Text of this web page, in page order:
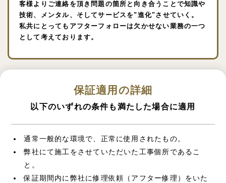
客様よりご連絡を頂き問題の箇所と向き合うことで知識や
技術、メンタル、そしてサービスを"進化"させていく。
私共にとってもアフターフォローは欠かせない業務の一つ
として考えております。
保証適用の詳細
以下のいずれの条件も満たした場合に適用
通常一般的な環境で、正常に使用されたもの。
弊社にて施工をさせていただいた工事個所であるこ
と。
保証期間内に弊社に修理依頼（アフター修理）をいた